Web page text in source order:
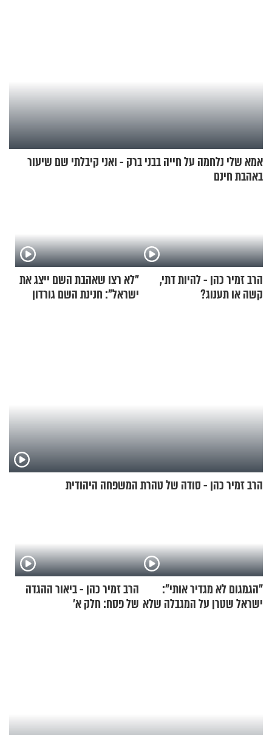
אמא שלי נלחמה על חייה בבני ברק - ואני קיבלתי שם שיעור
באהבת חינם
הרב זמיר כהן - להיות דתי,
קשה או תענוג?
"לא רצו שאהבת השם ייצג את
ישראל": חנינת השם גורדון
הרב זמיר כהן - סודה של טהרת המשפחה היהודית
"הגמגום לא מגדיר אותי":
ישראל שטרן על המגבלה שלא
הרב זמיר כהן - ביאור ההגדה
של פסח: חלק א’